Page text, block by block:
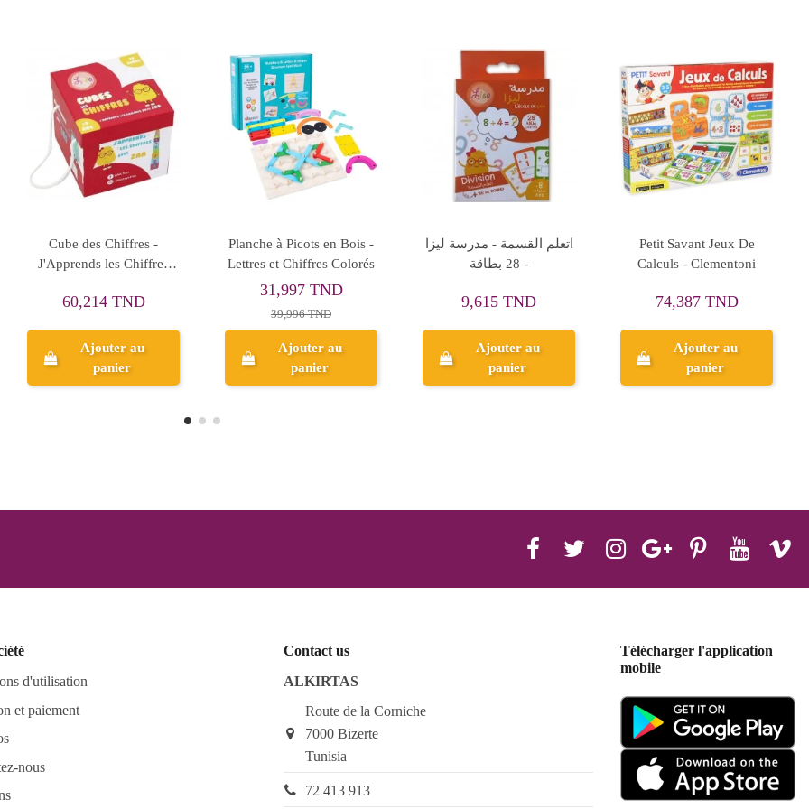
des Formes -
Montessori -
32,630 TND
panier
Cube des Lettres -
J'Apprends l'Alphabet
avec Lee - Lisa Toys
64,093 TND
Aperçu
L'Ecole de Lisa -
Multiplication - Lisa Toys
9,615 TND
panier
Coffret Livre&Puzzle Les
Véhicules - SASSI
59,000 TND
panier
Mon
Mon
d'utilisation
et paiement
nous
Contact us
ALKIRTAS
Route de la Corniche
7000 Bizerte
Tunisia
72 413 913
Télécharger l'application
mobile